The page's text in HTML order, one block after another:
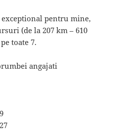
exceptional pentru mine,
(de la 207 km – 610
toate 7.
angajati